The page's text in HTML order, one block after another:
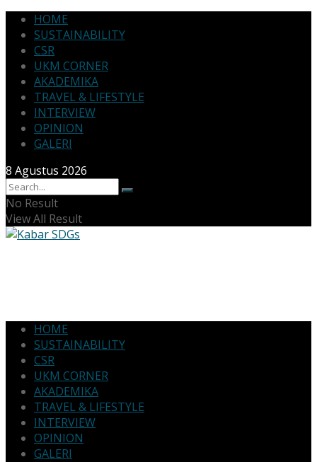
HOME
SUSTAINABILITY
CSR
UKM CORNER
AKADEMIKA
TRAVEL & LIFESTYLE
INTERVIEW
OPINION
GALERI
8 Agustus 2026
No Result
View All Result
HOME
SUSTAINABILITY
CSR
UKM CORNER
AKADEMIKA
TRAVEL & LIFESTYLE
INTERVIEW
OPINION
GALERI